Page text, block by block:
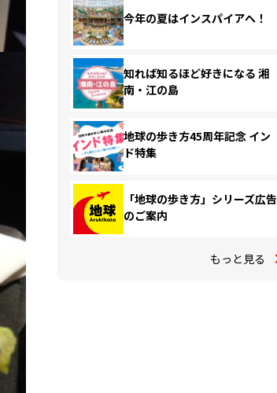
今年の夏はインスパイアへ！
知れば知るほど好きになる 湘
南・江の島
地球の歩き方45周年記念 イン
ド特集
「地球の歩き方」シリーズ広告
のご案内
もっと見る